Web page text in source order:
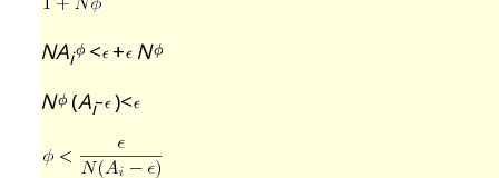
NAi < + N
N (Ai- )<